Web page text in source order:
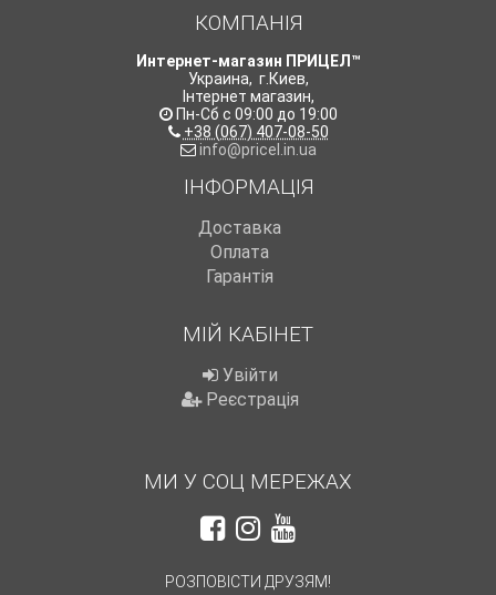
КОМПАНІЯ
Интернет-магазин ПРИЦЕЛ™
Украина, г.Киев,
Інтернет магазин,
Пн-Сб с 09:00 до 19:00
+38 (067) 407-08-50
info@pricel.in.ua
ІНФОРМАЦІЯ
Доставка
Оплата
Гарантія
МІЙ КАБІНЕТ
Увійти
Реєстрація
МИ У СОЦ МЕРЕЖАХ
РОЗПОВІСТИ ДРУЗЯМ!